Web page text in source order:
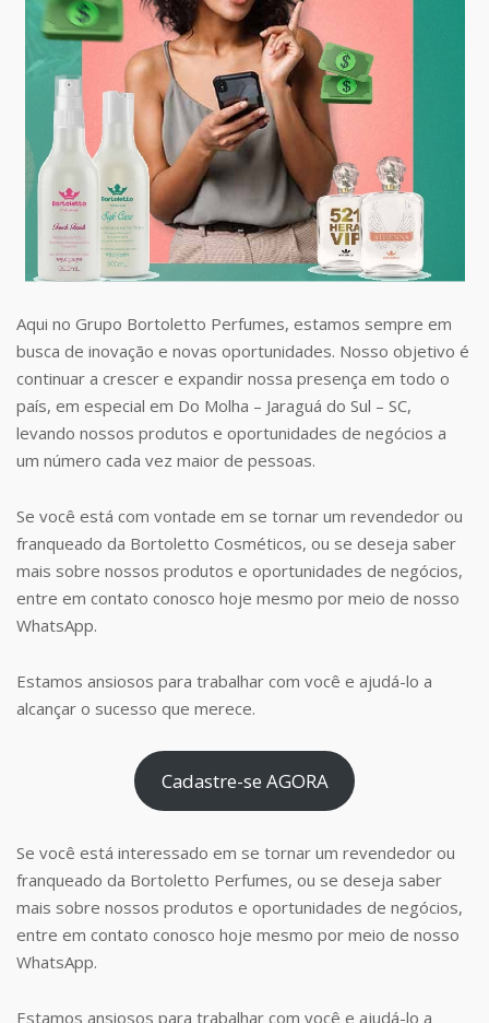
Aqui no Grupo Bortoletto Perfumes, estamos sempre em
busca de inovação e novas oportunidades. Nosso objetivo é
continuar a crescer e expandir nossa presença em todo o
país, em especial em Do Molha – Jaraguá do Sul – SC,
levando nossos produtos e oportunidades de negócios a
um número cada vez maior de pessoas.
Se você está com vontade em se tornar um revendedor ou
franqueado da Bortoletto Cosméticos, ou se deseja saber
mais sobre nossos produtos e oportunidades de negócios,
entre em contato conosco hoje mesmo por meio de nosso
WhatsApp.
Estamos ansiosos para trabalhar com você e ajudá-lo a
alcançar o sucesso que merece.
Cadastre-se AGORA
Se você está interessado em se tornar um revendedor ou
franqueado da Bortoletto Perfumes, ou se deseja saber
mais sobre nossos produtos e oportunidades de negócios,
entre em contato conosco hoje mesmo por meio de nosso
WhatsApp.
Estamos ansiosos para trabalhar com você e ajudá-lo a